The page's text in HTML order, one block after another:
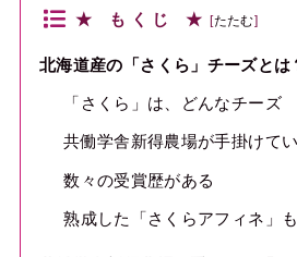
★ も く じ ★ [たたむ]
北海道産の「さくら」チーズとは
「さくら」は、どんなチーズ
共働学舎新得農場が手掛けて
数々の受賞歴がある
熟成した「さくらアフィネ」